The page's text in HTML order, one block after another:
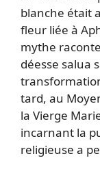
blanche était
fleur liée à
mythe
déesse salua
tard, au
la Vierge
incarnant la
religieuse a